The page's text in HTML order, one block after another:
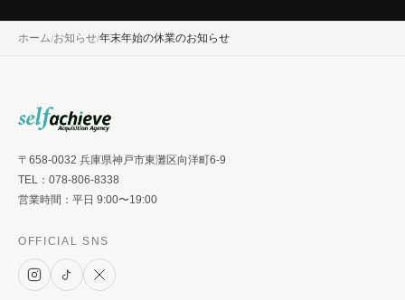
ホーム お知らせ 年末年始の休業のお知らせ
〒658-0032 兵庫県神戸市東灘区向洋町6-9
TEL： 078-806-8338
営業時間：平日 9:00〜19:00
OFFICIAL SNS